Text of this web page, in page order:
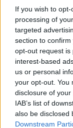
If you wish to
processing of
targeted
section to
opt-out request is
interest-based
us or personal
your opt-out. You
disclosure of
IAB’s list of
also be disclosed
Downstream
άγνωστες
τα
Εξίσου
συμμετοχή
φαγητού. Τα
μαγείρεμα
δοκιμάσουν
ότι